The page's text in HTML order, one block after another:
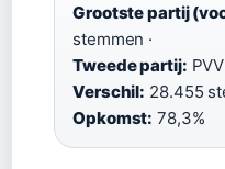
Grootste partij
stemmen ·
Tweede partij:
Verschil: 28.455
Opkomst: 78,3%